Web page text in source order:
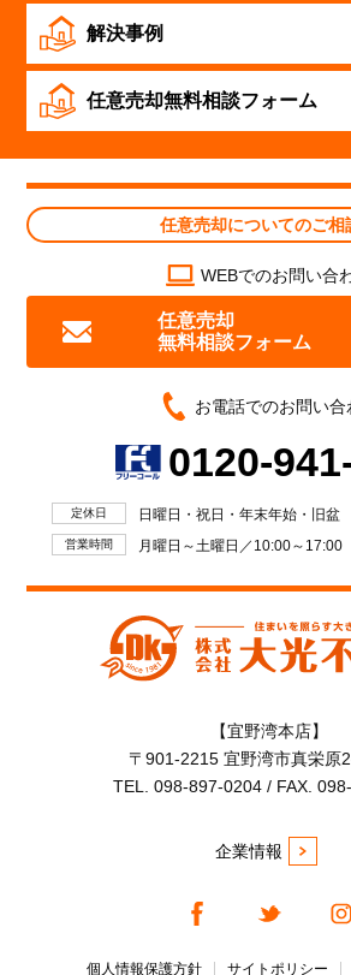
解決事例
任意売却無料相談フォーム
任意売却についてのご相
WEBでのお問い合
任意売却
無料相談フォーム
お電話でのお問い合
0120-
定休日 日曜日・祝日・年末年始・旧盆
営業時間 月曜日～土曜日／10:00～17:00
【宜野湾本店】
〒901-2215 宜野湾市真栄原
TEL. 098-897-0204 / FAX.
企業情報
個人情報保護方針 サイトポリシー